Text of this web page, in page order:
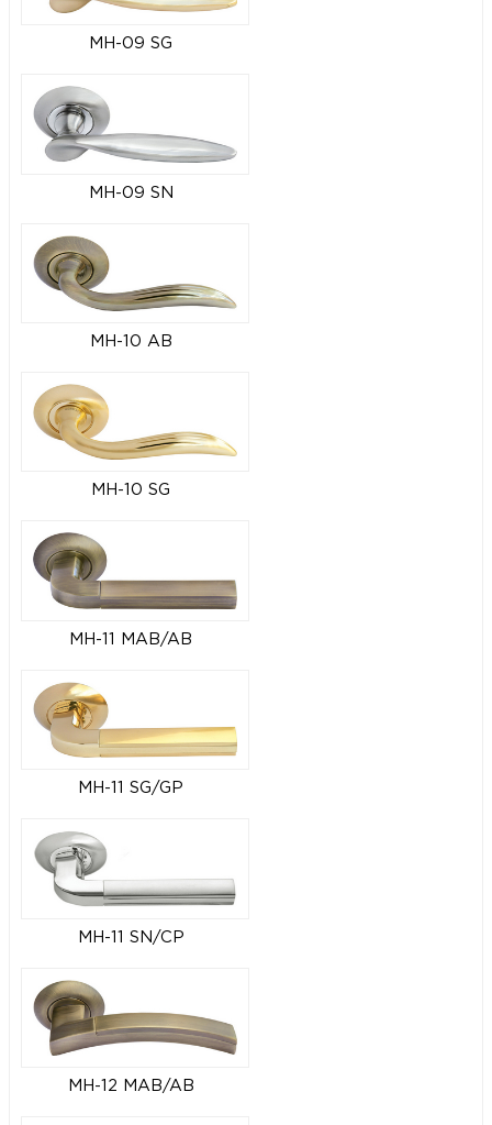
MH-09 SG
MH-09 SN
MH-10 AB
MH-10 SG
MH-11 MAB/AB
MH-11 SG/GP
MH-11 SN/CP
MH-12 MAB/AB